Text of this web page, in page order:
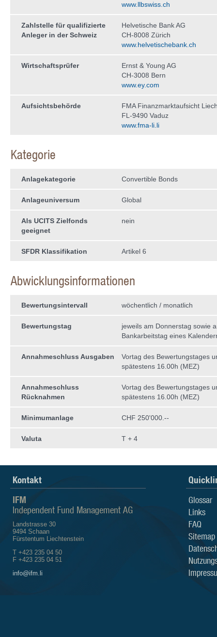
www.llbswiss.ch
Zahlstelle für qualifizierte
Anleger in der Schweiz
Helvetische Bank AG
CH-8008 Zürich
www.helvetischebank.ch
Wirtschaftsprüfer
Ernst & Young AG
CH-3008 Bern
www.ey.com
Aufsichtsbehörde
FMA Finanzmarktaufsicht
FL-9490 Vaduz
www.fma-li.li
Kategorie
Anlagekategorie Convertible Bonds
Anlageuniversum Global
Als UCITS Zielfonds
geeignet
nein
SFDR Klassifikation Artikel 6
Abwicklungsinformationen
Bewertungsintervall wöchentlich / monatlich
Bewertungstag
jeweils am Donnerstag sowie
Bankarbeitstag eines
Annahmeschluss Ausgaben
Vortag des Bewertungstages
spätestens 16.00h (MEZ)
Annahmeschluss
Rücknahmen
Vortag des Bewertungstages
spätestens 16.00h (MEZ)
Minimumanlage CHF 250'000.--
Valuta T + 4
Kontakt
IFM
Independent Fund Management AG
Landstrasse 30
9494 Schaan
Fürstentum Liechtenstein
T +423 235 04 50
F +423 235 04 51
info@ifm.li
Glossar
Links
FAQ
Sitemap